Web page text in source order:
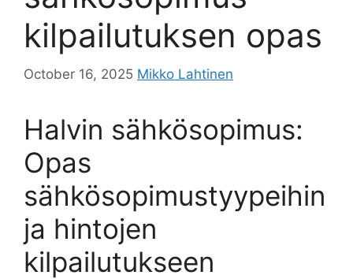
kilpailutuksen opas
October 16, 2025 Mikko Lahtinen
Halvin sähkösopimus:
Opas
sähkösopimustyypeihin
ja hintojen
kilpailutukseen